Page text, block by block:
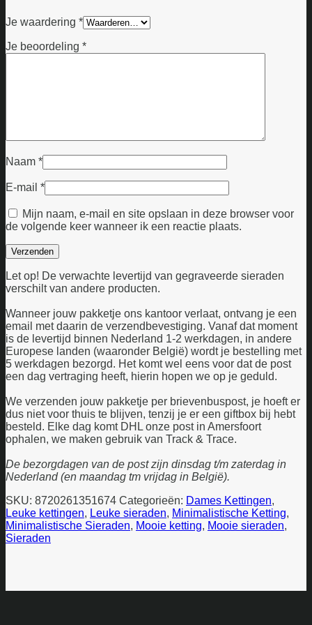
Je waardering *
Je beoordeling *
Naam *
E-mail *
Mijn naam, e-mail en site opslaan in deze browser voor
de volgende keer wanneer ik een reactie plaats.
Let op! De verwachte levertijd van gegraveerde sieraden
verschilt van andere producten.
Wanneer jouw pakketje ons kantoor verlaat, ontvang je een
email met daarin de verzendbevestiging. Vanaf dat moment
is de levertijd binnen Nederland 1-2 werkdagen, in andere
Europese landen (waaronder België) wordt je bestelling met
5 werkdagen bezorgd. Het komt wel eens voor dat de post
een dag vertraging heeft, hierin hopen we op je geduld.
We verzenden jouw pakketje per brievenbuspost, je hoeft er
dus niet voor thuis te blijven, tenzij je er een giftbox bij hebt
besteld. Elke dag komt DHL onze post in Amersfoort
ophalen, we maken gebruik van Track & Trace.
De bezorgdagen van de post zijn dinsdag t/m zaterdag in
Nederland (en maandag tm vrijdag in België).
SKU: 8720261351674 Categorieën: Dames Kettingen,
Leuke kettingen, Leuke sieraden, Minimalistische Ketting,
Minimalistische Sieraden, Mooie ketting, Mooie sieraden,
Sieraden